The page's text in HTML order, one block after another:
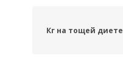
Кг на тощей диете